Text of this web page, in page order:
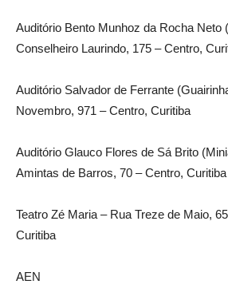
Auditório Bento Munhoz da Rocha Neto
Conselheiro Laurindo, 175 – Centro,
Auditório Salvador de Ferrante
Novembro, 971 – Centro, Curitiba
Auditório Glauco Flores de Sá Brito
Amintas de Barros, 70 – Centro, Curitiba
Teatro Zé Maria – Rua Treze de Maio,
Curitiba
AEN